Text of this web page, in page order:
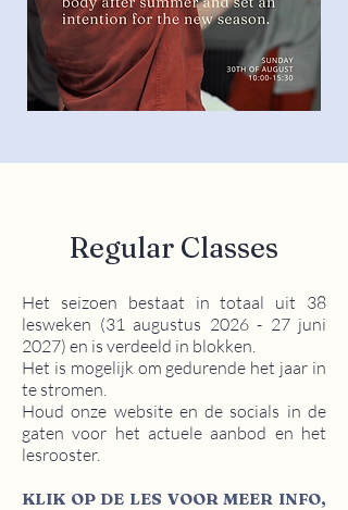
Regular Classes
Het seizoen bestaat in totaal uit 38
lesweken (31 augustus 2026 - 27 juni
2027) en is verdeeld in blokken.
Het is mogelijk om gedurende het jaar in
te stromen.
Houd onze website en de socials in de
gaten voor het actuele aanbod en het
lesrooster.
KLIK OP DE LES VOOR MEER INFO,